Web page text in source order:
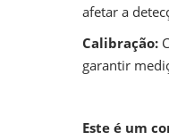
afetar a
Calibração:
garantir
Este é um